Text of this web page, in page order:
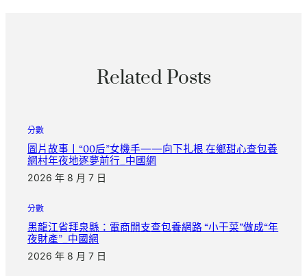
Related Posts
分數
圖片故事丨“00后”女機手——向下扎根 在鄉甜心查包養
網村年夜地逐夢前行_中國網
2026 年 8 月 7 日
分數
黑龍江省拜泉縣：電商開支查包養網路 “小干菜”做成“年
夜財產”_中國網
2026 年 8 月 7 日